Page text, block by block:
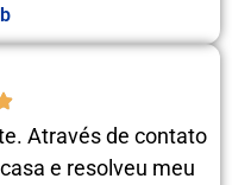
Através de contato
e resolveu meu